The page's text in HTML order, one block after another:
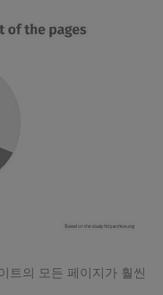
트의 모든 페이지가 훨씬